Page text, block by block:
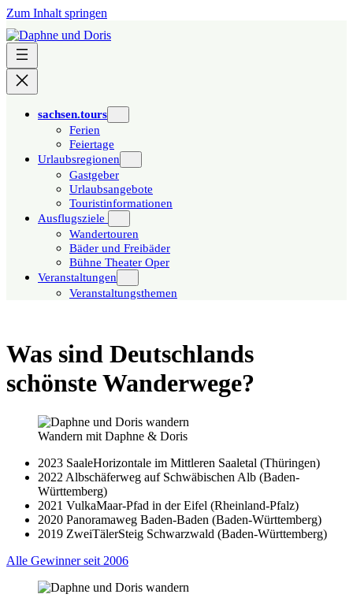
Zum Inhalt springen
sachsen.tours
Ferien
Feiertage
Urlaubsregionen
Gastgeber
Urlaubsangebote
Touristinformationen
Ausflugsziele
Wandertouren
Bäder und Freibäder
Bühne Theater Oper
Veranstaltungen
Veranstaltungsthemen
Was sind Deutschlands
schönste Wanderwege?
Wandern mit Daphne & Doris
2023 SaaleHorizontale im Mittleren Saaletal (Thüringen)
2022 Albschäferweg auf Schwäbischen Alb (Baden-
Württemberg)
2021 VulkaMaar-Pfad in der Eifel (Rheinland-Pfalz)
2020 Panoramaweg Baden-Baden (Baden-Württemberg)
2019 ZweiTälerSteig Schwarzwald (Baden-Württemberg)
Alle Gewinner seit 2006